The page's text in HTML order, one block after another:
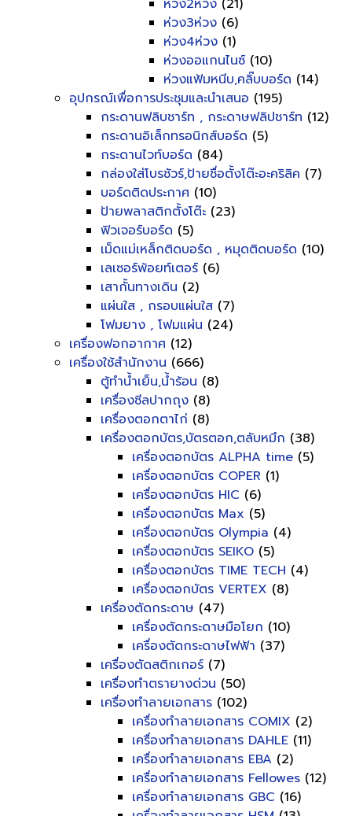
ห่วง2ห่วง (21)
ห่วง3ห่วง (6)
ห่วง4ห่วง (1)
ห่วงออแกนไนซ์ (10)
ห่วงแฟ้มหนีบ,คลิ๊บบอร์ด (14)
อุปกรณ์เพื่อการประชุมและนำเสนอ (195)
กระดานฟลิบชาร์ท , กระดาษฟลิปชาร์ท (12)
กระดานอิเล็กทรอนิกส์บอร์ด (5)
กระดานไวท์บอร์ด (84)
กล่องใส่โบรชัวร์,ป้ายชื่อตั้งโต๊ะอะคริลิค (7)
บอร์ดติดประกาศ (10)
ป้ายพลาสติกตั้งโต๊ะ (23)
ฟิวเจอร์บอร์ด (5)
เม็ดแม่เหล็กติดบอร์ด , หมุดติดบอร์ด (10)
เลเซอร์พ้อยท์เตอร์ (6)
เสากั้นทางเดิน (2)
แผ่นใส , กรอบแผ่นใส (7)
โฟมยาง , โฟมแผ่น (24)
เครื่องฟอกอากาศ (12)
เครื่องใช้สำนักงาน (666)
ตู้ทำน้ำเย็น,น้ำร้อน (8)
เครื่องซีลปากถุง (8)
เครื่องตอกตาไก่ (8)
เครื่องตอกบัตร,บัตรตอก,ตลับหมึก (38)
เครื่องตอกบัตร ALPHA time (5)
เครื่องตอกบัตร COPER (1)
เครื่องตอกบัตร HIC (6)
เครื่องตอกบัตร Max (5)
เครื่องตอกบัตร Olympia (4)
เครื่องตอกบัตร SEIKO (5)
เครื่องตอกบัตร TIME TECH (4)
เครื่องตอกบัตร VERTEX (8)
เครื่องตัดกระดาษ (47)
เครื่องตัดกระดาษมือโยก (10)
เครื่องตัดกระดาษไฟฟ้า (37)
เครื่องตัดสติกเกอร์ (7)
เครื่องทำตรายางด่วน (50)
เครื่องทำลายเอกสาร (102)
เครื่องทำลายเอกสาร COMIX (2)
เครื่องทำลายเอกสาร DAHLE (11)
เครื่องทำลายเอกสาร EBA (2)
เครื่องทำลายเอกสาร Fellowes (12)
เครื่องทำลายเอกสาร GBC (16)